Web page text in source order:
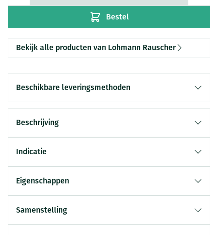
Bestel
Bekijk alle producten van Lohmann Rauscher
Beschikbare leveringsmethoden
Beschrijving
Indicatie
Eigenschappen
Samenstelling